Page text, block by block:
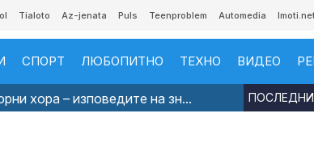
Tialoto Az-jenata Puls Teenproblem Automedia
СПОРТ ЛЮБОПИТНО ТЕХНО ВИДЕО
хора – изповедите на зн...